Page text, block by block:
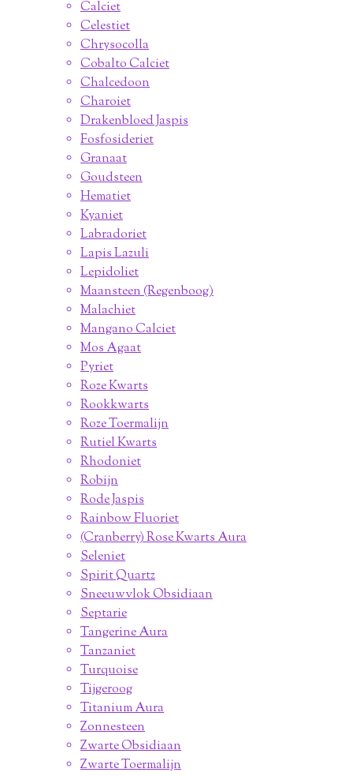
Calciet
Celestiet
Chrysocolla
Cobalto Calciet
Chalcedoon
Charoiet
Drakenbloed Jaspis
Fosfosideriet
Granaat
Goudsteen
Hematiet
Kyaniet
Labradoriet
Lapis Lazuli
Lepidoliet
Maansteen (Regenboog)
Malachiet
Mangano Calciet
Mos Agaat
Pyriet
Roze Kwarts
Rookkwarts
Roze Toermalijn
Rutiel Kwarts
Rhodoniet
Robijn
Rode Jaspis
Rainbow Fluoriet
(Cranberry) Rose Kwarts Aura
Seleniet
Spirit Quartz
Sneeuwvlok Obsidiaan
Septarie
Tangerine Aura
Tanzaniet
Turquoise
Tijgeroog
Titanium Aura
Zonnesteen
Zwarte Obsidiaan
Zwarte Toermalijn